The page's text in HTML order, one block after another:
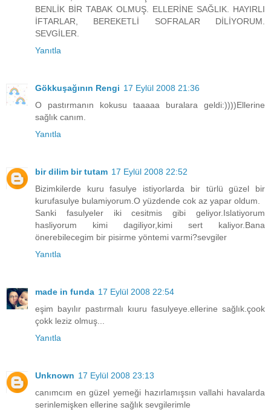
BENLİK BİR TABAK OLMUŞ. ELLERİNE SAĞLIK. HAYIRLI
İFTARLAR, BEREKETLİ SOFRALAR DİLİYORUM.
SEVGİLER.
Yanıtla
Gökkuşağının Rengi 17 Eylül 2008 21:36
O pastırmanın kokusu taaaaa buralara geldi:))))Ellerine
sağlık canım.
Yanıtla
bir dilim bir tutam 17 Eylül 2008 22:52
Bizimkilerde kuru fasulye istiyorlarda bir türlü güzel bir
kurufasulye bulamiyorum.O yüzdende cok az yapar oldum.
Sanki fasulyeler iki cesitmis gibi geliyor.Islatiyorum
hasliyorum kimi dagiliyor,kimi sert kaliyor.Bana
önerebilecegim bir pisirme yöntemi varmi?sevgiler
Yanıtla
made in funda 17 Eylül 2008 22:54
eşim bayılır pastırmalı kıuru fasulyeye.ellerine sağlık.çook
çokk leziz olmuş...
Yanıtla
Unknown 17 Eylül 2008 23:13
canımcım en güzel yemeği hazırlamışsın vallahi havalarda
serinlemişken ellerine sağlık sevgilerimle